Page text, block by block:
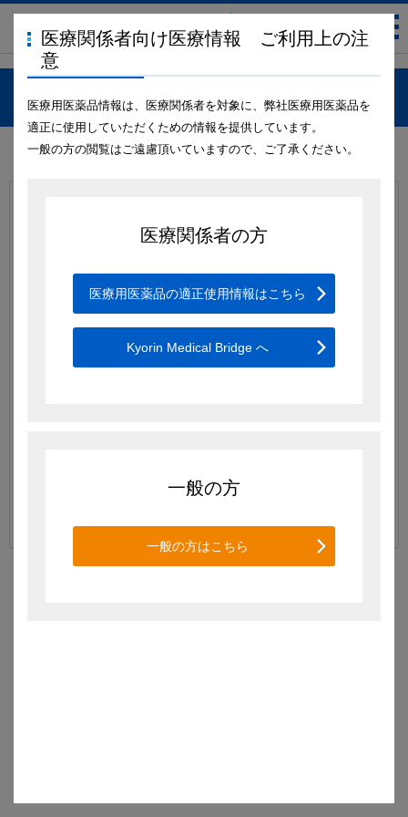
ログイン
メールアドレス・パスワードを入力し、ログインしてください。
パスワード
パスワードをお忘れの方はこちら
医療関係者向け医療情報 ご利用上の注
意
医療用医薬品情報は、医療関係者を対象に、弊社医療用医薬品を
適正に使用していただくための情報を提供しています。
一般の方の閲覧はご遠慮頂いていますので、ご了承ください。
医療関係者の方
医療用医薬品の適正使用情報はこちら
Kyorin Medical Bridge へ
一般の方
一般の方はこちら